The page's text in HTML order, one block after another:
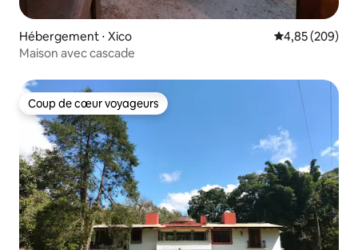
Hébergement ⋅ Xico Évaluation
4,85 (209)
Maison avec cascade
Coup de cœur voyageurs
Coup de cœur voyageurs